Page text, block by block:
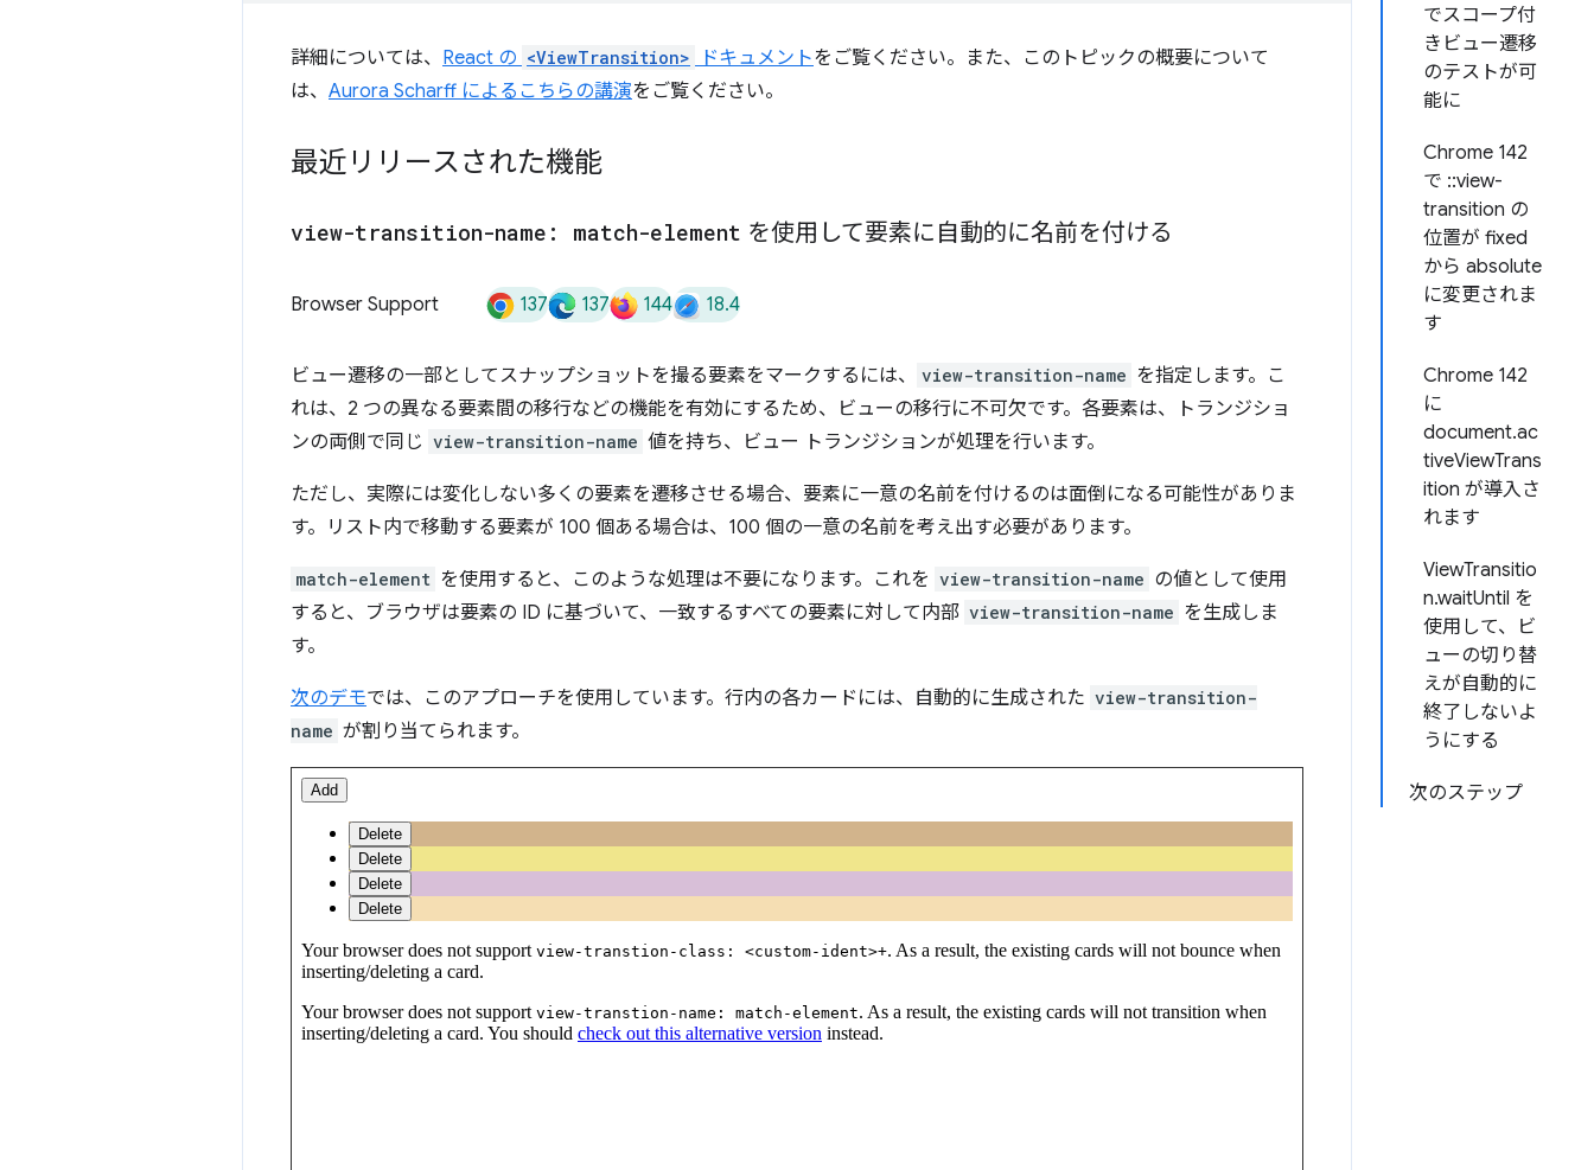
でスコープ付
きビュー遷移
のテストが可
能に
Chrome 142
で ::view-
transition の
位置が fixed
から absolute
に変更されま
す
Chrome 142
に
document.ac
tiveViewTrans
ition が導入さ
れます
ViewTransitio
n.waitUntil を
使用して、ビ
ューの切り替
えが自動的に
終了しないよ
うにする
次のステップ
詳細については、 React の <ViewTransition> ドキュメントをご覧ください。また、このトピックの概要について
は、 Aurora Scharff によるこちらの講演をご覧ください。
最近リリースされた機能
view-transition-name: match-element を使用して要素に自動的に名前を付ける
Browser Support 137 137 144 18.4
ビュー遷移の一部としてスナップショットを撮る要素をマークするには、 view-transition-name を指定します。こ
れは、2 つの異なる要素間の移行などの機能を有効にするため、ビューの移行に不可欠です。各要素は、トランジショ
ンの両側で同じ view-transition-name 値を持ち、ビュー トランジションが処理を行います。
ただし、実際には変化しない多くの要素を遷移させる場合、要素に一意の名前を付けるのは面倒になる可能性がありま
す。リスト内で移動する要素が 100 個ある場合は、100 個の一意の名前を考え出す必要があります。
match-element を使用すると、このような処理は不要になります。これを view-transition-name の値として使用
すると、ブラウザは要素の ID に基づいて、一致するすべての要素に対して内部 view-transition-name を生成しま
す。
次のデモでは、このアプローチを使用しています。行内の各カードには、自動的に生成された view-transition-
name が割り当てられます。